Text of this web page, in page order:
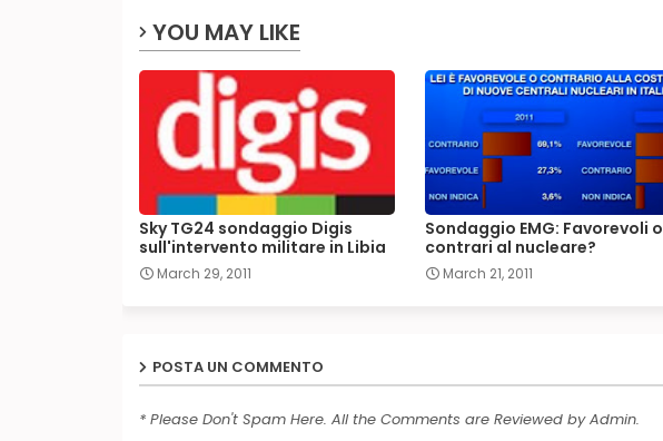
YOU MAY LIKE
Sky TG24 sondaggio Digis
sull'intervento militare in Libia
March 29, 2011
Sondaggio EMG: Favorevoli o
contrari al nucleare?
March 21, 2011
POSTA UN COMMENTO
* Please Don't Spam Here. All the Comments are Reviewed by Admin.